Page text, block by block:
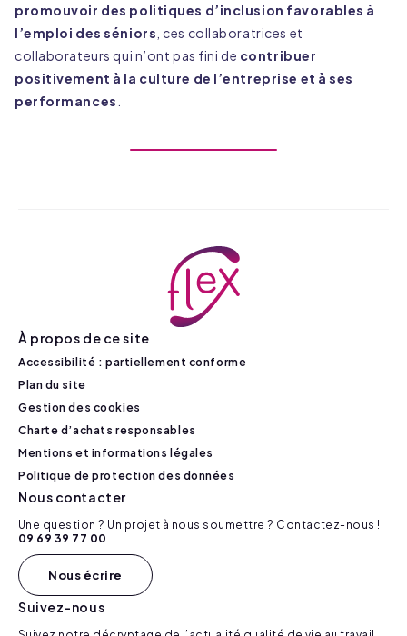
promouvoir des politiques d’inclusion favorables à
l’emploi des séniors , ces collaboratrices et
collaborateurs qui n’ont pas fini de contribuer
positivement à la culture de l’entreprise et à ses
performances
À propos de ce site
Accessibilité : partiellement conforme
Plan du site
Gestion des cookies
Charte d’achats responsables
Mentions et informations légales
Politique de protection des données
Nous contacter
Une question ? Un projet à nous soumettre ? Contactez-nous !
09 69 39 77 00
Nous écrire
Suivez-nous